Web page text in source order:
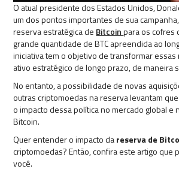
O atual presidente dos Estados Unidos,
um dos pontos importantes de sua
reserva estratégica de Bitcoinpara os cofres
grande quantidade de BTC apreendida ao
iniciativa tem o objetivo de transformar essas
ativo estratégico de longo prazo, de maneira
No entanto, a possibilidade de novas
outras criptomoedas na reserva levantam
o impacto dessa política no mercado global e
Bitcoin.
Quer entender o impacto dareserva de
criptomoedas? Então, confira este artigo que
você.